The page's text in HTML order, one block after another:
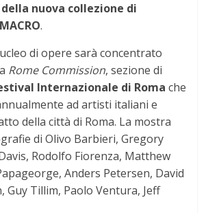
nuova collezione di
.
di opere sarà concentrato
Rome Commission, sezione di
Internazionale di Roma che
ad artisti italiani e
della città di Roma. La mostra
di Olivo Barbieri, Gregory
Rodolfo Fiorenza, Matthew
Anders Petersen, David
Guy Tillim, Paolo Ventura, Jeff